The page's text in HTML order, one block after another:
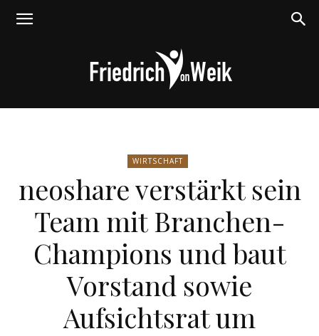
von
Weik
WIRTSCHAFT
neoshare verstärkt sein
Team mit Branchen-
Champions und baut
Vorstand sowie
Aufsichtsrat um